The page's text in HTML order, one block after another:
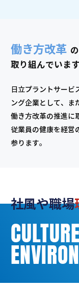
働き方改革
取り組んでいます
日立プラントサービ
ング企業として、ま
働き方改革の推進に
従業員の健康を経営
参ります。
社風や職場